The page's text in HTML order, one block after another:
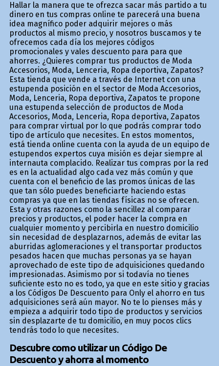
Hallar la manera que te ofrezca sacar más partido a tu
dinero en tus compras online te parecerá una buena
idea magnífico poder adquirir mejores o más
productos al mismo precio, y nosotros buscamos y te
ofrecemos cada día los mejores códigos
promocionales y vales descuento para para que
ahorres. ¿Quieres comprar tus productos de Moda
Accesorios, Moda, Lenceria, Ropa deportiva, Zapatos?
Esta tienda que vende a través de Internet con una
estupenda posición en el sector de Moda Accesorios,
Moda, Lenceria, Ropa deportiva, Zapatos te propone
una estupenda selección de productos de Moda
Accesorios, Moda, Lenceria, Ropa deportiva, Zapatos
para comprar virtual por lo que podrás comprar todo
tipo de artículo que necesites. En estos momentos,
está tienda online cuenta con la ayuda de un equipo de
estupendos expertos cuya misión es dejar siempre al
internauta complacido. Realizar tus compras por la red
es en la actualidad algo cada vez más común y que
cuenta con el beneficio de las promos únicas de las
que tan sólo puedes beneficiarte haciendo estas
compras ya que en las tiendas físicas no se ofrecen.
Esta y otras razones como la sencillez al comparar
precios y productos, el poder hacer la compra en
cualquier momento y percibirla en nuestro domicilio
sin necesidad de desplazarnos, además de evitar las
aburridas aglomeraciones y el transportar productos
pesados hacen que muchas personas ya se hayan
aprovechado de este tipo de adquisiciones quedando
impresionadas. Asimismo por si todavía no tienes
suficiente esto no es todo, ya que en este sitio y gracias
a los Códigos De Descuento para Only el ahorro en tus
adquisiciones será aún mayor. No te lo pienses más y
empieza a adquirir todo tipo de productos y servicios
sin desplazarte de tu domicilio, en muy pocos clics
tendrás todo lo que necesites.
Descubre como utilizar un Código De
Descuento y ahorra al momento